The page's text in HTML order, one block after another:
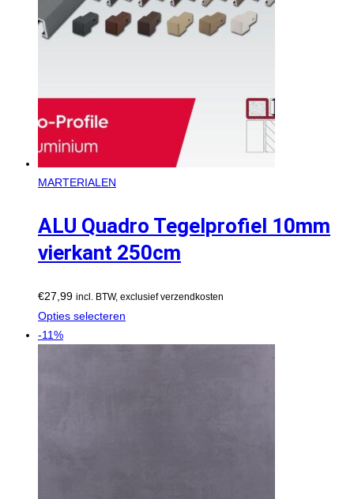
MARTERIALEN
ALU Quadro Tegelprofiel 10mm
vierkant 250cm
€27,99 incl. BTW, exclusief verzendkosten
Opties selecteren
-11%